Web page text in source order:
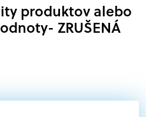
produktov alebo
ZRUŠENÁ